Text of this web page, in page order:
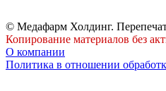
© Медафарм Холдинг.
Копирование материалов без
О компании
Политика в отношении